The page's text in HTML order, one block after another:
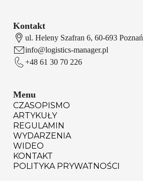
Kontakt
ul. Heleny Szafran 6, 60-693 Poznań
info@logistics-manager.pl
+48 61 30 70 226
Menu
CZASOPISMO
ARTYKUŁY
REGULAMIN
WYDARZENIA
WIDEO
KONTAKT
POLITYKA PRYWATNOŚCI